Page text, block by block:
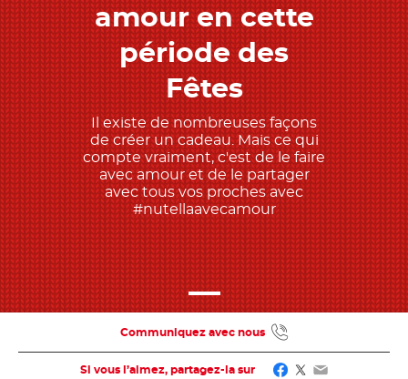
amour en cette
période des
Fêtes
Il existe de nombreuses façons
de créer un cadeau. Mais ce qui
compte vraiment, c'est de le faire
avec amour et de le partager
avec tous vos proches avec
#nutellaavecamour
Si vous l’aimez, partagez-la sur Facebook
Twitter
Email
Communiquez avec nous